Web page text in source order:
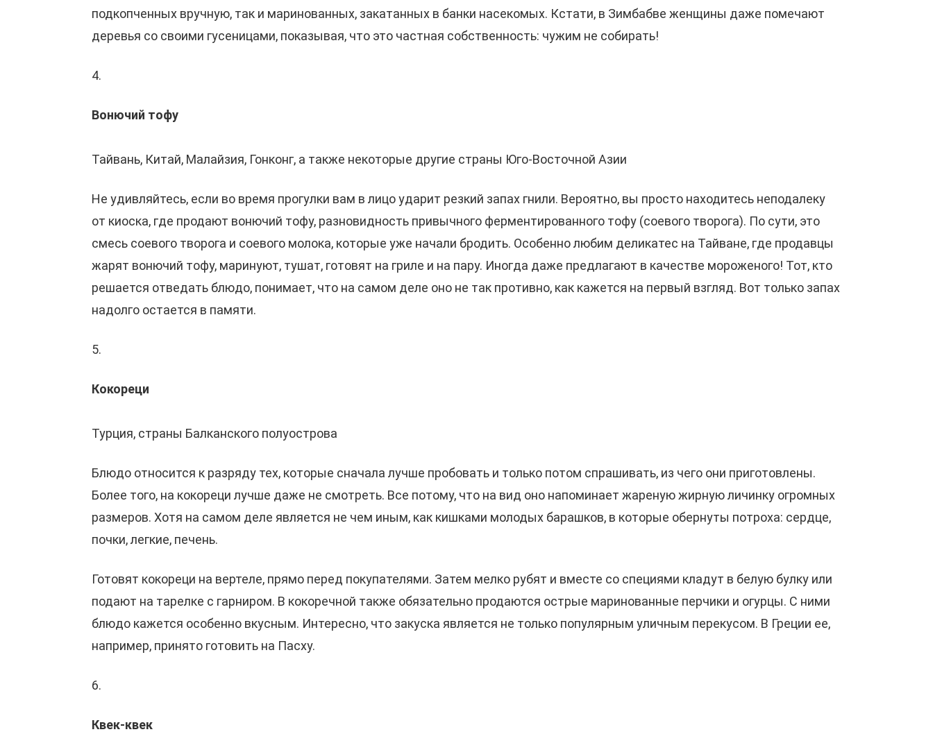
подкопченных вручную, так и маринованных, закатанных в банки насекомых. Кстати, в Зимбабве женщины даже помечают
деревья со своими гусеницами, показывая, что это частная собственность: чужим не собирать!
4.
Вонючий тофу
Тайвань, Китай, Малайзия, Гонконг, а также некоторые другие страны Юго-Восточной Азии
Не удивляйтесь, если во время прогулки вам в лицо ударит резкий запах гнили. Вероятно, вы просто находитесь неподалеку
от киоска, где продают вонючий тофу, разновидность привычного ферментированного тофу (соевого творога). По сути, это
смесь соевого творога и соевого молока, которые уже начали бродить. Особенно любим деликатес на Тайване, где продавцы
жарят вонючий тофу, маринуют, тушат, готовят на гриле и на пару. Иногда даже предлагают в качестве мороженого! Тот, кто
решается отведать блюдо, понимает, что на самом деле оно не так противно, как кажется на первый взгляд. Вот только запах
надолго остается в памяти.
5.
Кокореци
Турция, страны Балканского полуострова
Блюдо относится к разряду тех, которые сначала лучше пробовать и только потом спрашивать, из чего они приготовлены.
Более того, на кокореци лучше даже не смотреть. Все потому, что на вид оно напоминает жареную жирную личинку огромных
размеров. Хотя на самом деле является не чем иным, как кишками молодых барашков, в которые обернуты потроха: сердце,
почки, легкие, печень.
Готовят кокореци на вертеле, прямо перед покупателями. Затем мелко рубят и вместе со специями кладут в белую булку или
подают на тарелке с гарниром. В кокоречной также обязательно продаются острые маринованные перчики и огурцы. С ними
блюдо кажется особенно вкусным. Интересно, что закуска является не только популярным уличным перекусом. В Греции ее,
например, принято готовить на Пасху.
6.
Квек-квек